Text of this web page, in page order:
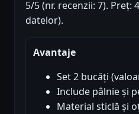
5/5 (nr. recenzii: 7). Preț:
datelor).
Avantaje
Set 2 bucăți
Include pâlnie și
Material sticlă și